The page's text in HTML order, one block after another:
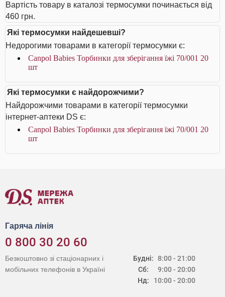
Вартість товару в каталозі термосумки починається від
460 грн.
Які термосумки найдешевші?
Недорогими товарами в категорії термосумки є:
Canpol Babies Торбинки для зберігання їжі 70/001 20
шт
Які термосумки є найдорожчими?
Найдорожчими товарами в категорії термосумки
інтернет-аптеки DS є:
Canpol Babies Торбинки для зберігання їжі 70/001 20
шт
Гаряча лінія
0 800 30 20 60
Будні:
Сб:
Нд:
8:00 - 21:00
9:00 - 20:00
10:00 - 20:00
Безкоштовно зі стаціонарних і
мобільних телефонів в Україні